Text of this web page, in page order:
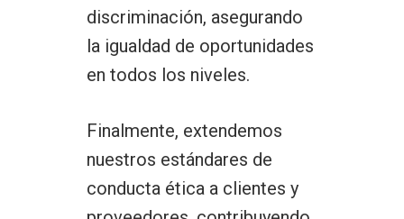
discriminación, asegurando
la igualdad de oportunidades
en todos los niveles.
Finalmente, extendemos
nuestros estándares de
conducta ética a clientes y